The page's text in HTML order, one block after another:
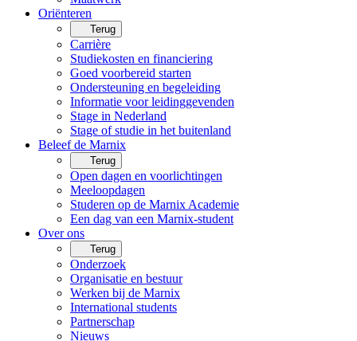
Oriënteren
Terug
Carrière
Studiekosten en financiering
Goed voorbereid starten
Ondersteuning en begeleiding
Informatie voor leidinggevenden
Stage in Nederland
Stage of studie in het buitenland
Beleef de Marnix
Terug
Open dagen en voorlichtingen
Meeloopdagen
Studeren op de Marnix Academie
Een dag van een Marnix-student
Over ons
Terug
Onderzoek
Organisatie en bestuur
Werken bij de Marnix
International students
Partnerschap
Nieuws